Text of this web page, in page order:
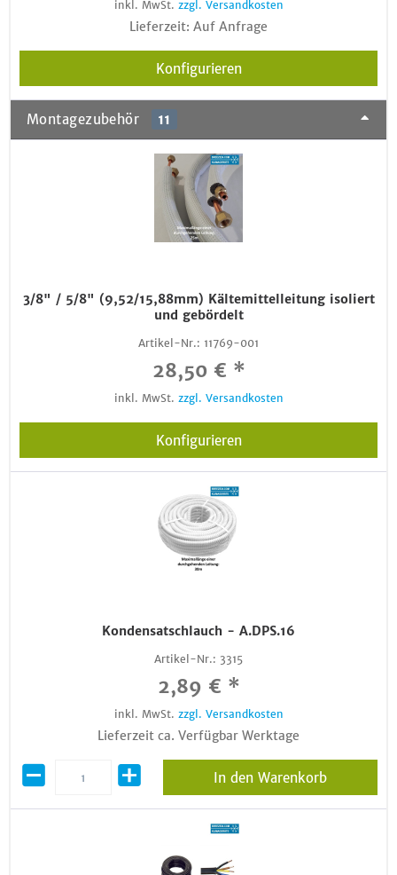
inkl. MwSt. zzgl. Versandkosten
Lieferzeit: Auf Anfrage
Konfigurieren
Montagezubehör 11
3/8" / 5/8" (9,52/15,88mm) Kältemittelleitung isoliert
und gebördelt
Artikel-Nr.: 11769-001
28,50 € *
inkl. MwSt. zzgl. Versandkosten
Konfigurieren
Kondensatschlauch - A.DPS.16
Artikel-Nr.: 3315
2,89 € *
inkl. MwSt. zzgl. Versandkosten
Lieferzeit ca. Verfügbar Werktage
In den Warenkorb